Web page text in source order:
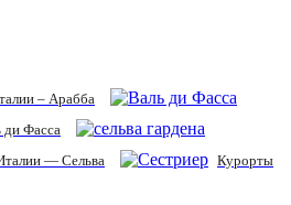
– Арабба
Фасса
— Сельва
Курорты